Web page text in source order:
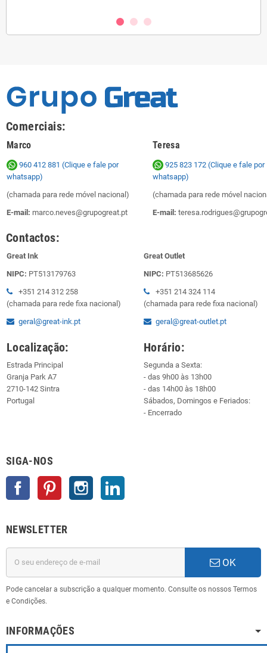
Comerciais:
Marco Teresa
960 412 881 (Clique e fale por
whatsapp)
(chamada para rede móvel nacional)
E-mail: marco.neves@grupogreat.pt
925 823 172 (Clique e fale por
whatsapp)
(chamada para rede móvel
E-mail:
Contactos:
Great Ink
NIPC: PT513179763
+351 214 312 258
(chamada para rede fixa nacional)
geral@great-ink.pt
Great Outlet
NIPC: PT513685626
+351 214 324 114
(chamada para rede fixa nacional)
geral@great-outlet.pt
Localização:
Estrada Principal
Granja Park A7
2710-142 Sintra
Portugal
Horário:
Segunda a Sexta:
- das 9h00 às 13h00
- das 14h00 às 18h00
Sábados, Domingos e Feriados:
- Encerrado
SIGA-NOS
Facebook Pinterest Instagram
NEWSLETTER
OK
Pode cancelar a subscrição a qualquer momento. Consulte os nossos Termos
e Condições.
INFORMAÇÕES